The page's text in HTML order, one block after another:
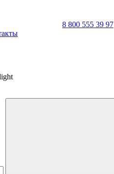
8 800 555 39 97